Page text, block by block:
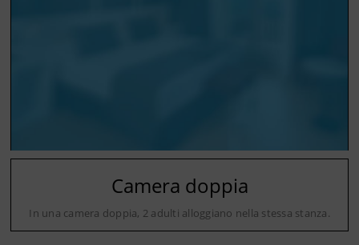
Camera doppia
In una camera doppia, 2 adulti alloggiano nella stessa stanza.